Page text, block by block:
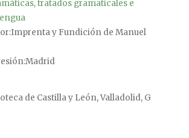
tratados gramaticales e
Imprenta y Fundición de Manuel
Madrid
de Castilla y León, Valladolid, G